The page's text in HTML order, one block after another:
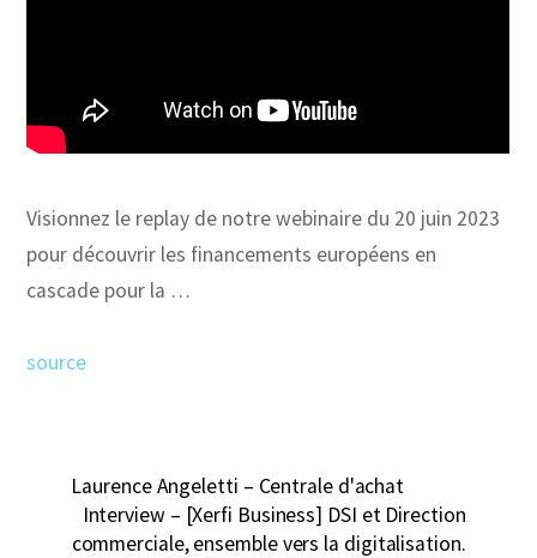
Visionnez le replay de notre webinaire du 20 juin 2023
pour découvrir les financements européens en
cascade pour la …
source
Laurence Angeletti – Centrale d'achat
Interview – [Xerfi Business] DSI et Direction
commerciale, ensemble vers la digitalisation.